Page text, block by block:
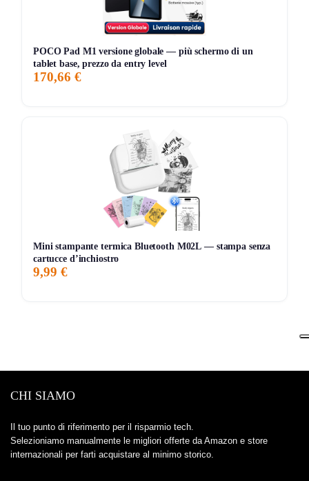
POCO Pad M1 versione globale — più schermo di un
tablet base, prezzo da entry level
170,66 €
Mini stampante termica Bluetooth M02L — stampa senza
cartucce d’inchiostro
9,99 €
CHI SIAMO
Il tuo punto di riferimento per il risparmio tech.
Selezioniamo manualmente le migliori offerte da Amazon e store
internazionali per farti acquistare al minimo storico.